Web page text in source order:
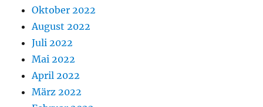
Oktober 2022
August 2022
Juli 2022
Mai 2022
April 2022
März 2022